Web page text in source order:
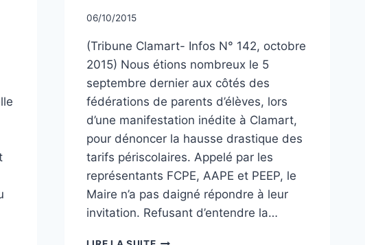
Par
06/10/2015
(Tribune Clamart- Infos N° 142, octobre
2015) Nous étions nombreux le 5
septembre dernier aux côtés des
fédérations de parents d’élèves, lors
d’une manifestation inédite à Clamart,
pour dénoncer la hausse drastique des
tarifs périscolaires. Appelé par les
représentants FCPE, AAPE et PEEP, le
Maire n’a pas daigné répondre à leur
invitation. Refusant d’entendre la…
TARIFS